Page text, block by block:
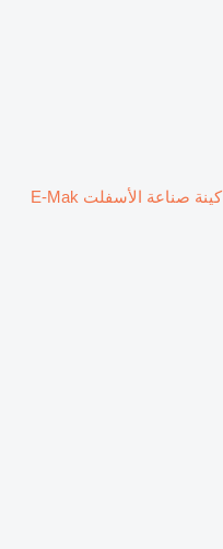
جديد ماكينة صناعة الأسفلت E-Mak